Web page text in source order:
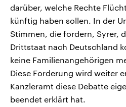
darüber, welche Rechte
künftig haben sollen. In der
Stimmen, die fordern, Syrer,
Drittstaat nach Deutschland
keine Familienangehörigen
Diese Forderung wird weiter
Kanzleramt diese Debatte
beendet erklärt hat.